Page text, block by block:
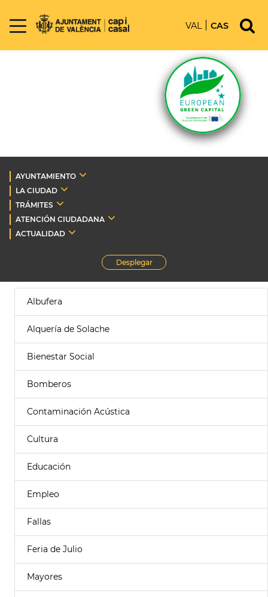
VAL CAS
AYUNTAMIENTO
LA CIUDAD
TRÁMITES
ATENCIÓN CIUDADANA
ACTUALIDAD
Desplegar
Albufera
Alquería de Solache
Bienestar Social
Bomberos
Contaminación Acústica
Cultura
Educación
Empleo
Fallas
Feria de Julio
Mayores